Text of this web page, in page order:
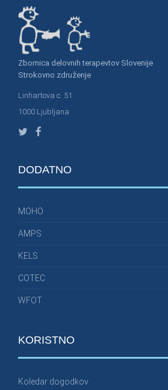
Zbornica delovnih terapevtov Slovenije
Strokovno združenje
Linhartova c. 51
1000 Ljubljana
DODATNO
MOHO
AMPS
KELS
COTEC
WFOT
KORISTNO
Koledar dogodkov